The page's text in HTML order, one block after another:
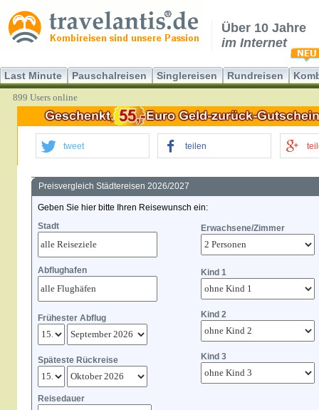
Über 10 Jahre
im Internet
Last Minute Pauschalreisen Singlereisen Rundreisen
899 Users online
tweet teilen
Preisvergleich Städtereisen 2026/2027
Geben Sie hier bitte Ihren Reisewunsch ein:
Stadt
Erwachsene/Zimmer
Abflughafen Kind 1
Frühester Abflug Kind 2
Späteste Rückreise Kind 3
Reisedauer